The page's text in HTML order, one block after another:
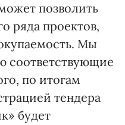
позволить
ряда проектов,
Мы
соответствующие
по итогам
тендера
будет